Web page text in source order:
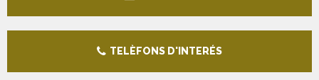
TELÈFONS D'INTERÉS